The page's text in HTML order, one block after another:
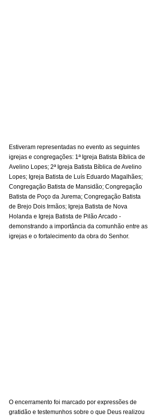
Estiveram representadas no evento as seguintes
igrejas e congregações: 1ª Igreja Batista Bíblica de
Avelino Lopes; 2ª Igreja Batista Bíblica de Avelino
Lopes; Igreja Batista de Luís Eduardo Magalhães;
Congregação Batista de Mansidão; Congregação
Batista de Poço da Jurema; Congregação Batista
de Brejo Dois Irmãos; Igreja Batista de Nova
Holanda e Igreja Batista de Pilão Arcado -
demonstrando a importância da comunhão entre as
igrejas e o fortalecimento da obra do Senhor.
O encerramento foi marcado por expressões de
gratidão e testemunhos sobre o que Deus realizou